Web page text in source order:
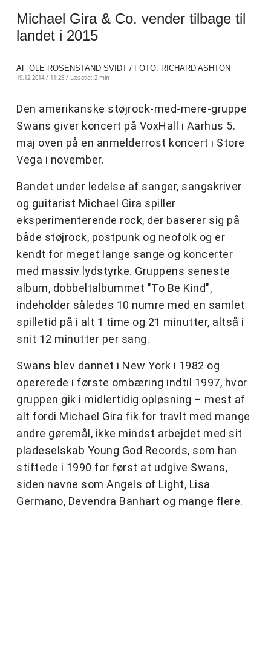
Michael Gira & Co. vender tilbage til
landet i 2015
AF OLE ROSENSTAND SVIDT / FOTO: RICHARD ASHTON
19.12.2014 / 11:25 / Læsetid: 2 min
Den amerikanske støjrock-med-mere-gruppe
Swans giver koncert på VoxHall i Aarhus 5.
maj oven på en anmelderrost koncert i Store
Vega i november.
Bandet under ledelse af sanger, sangskriver
og guitarist Michael Gira spiller
eksperimenterende rock, der baserer sig på
både støjrock, postpunk og neofolk og er
kendt for meget lange sange og koncerter
med massiv lydstyrke. Gruppens seneste
album, dobbeltalbummet "To Be Kind",
indeholder således 10 numre med en samlet
spilletid på i alt 1 time og 21 minutter, altså i
snit 12 minutter per sang.
Swans blev dannet i New York i 1982 og
opererede i første ombæring indtil 1997, hvor
gruppen gik i midlertidig opløsning – mest af
alt fordi Michael Gira fik for travlt med mange
andre gøremål, ikke mindst arbejdet med sit
pladeselskab Young God Records, som han
stiftede i 1990 for først at udgive Swans,
siden navne som Angels of Light, Lisa
Germano, Devendra Banhart og mange flere.